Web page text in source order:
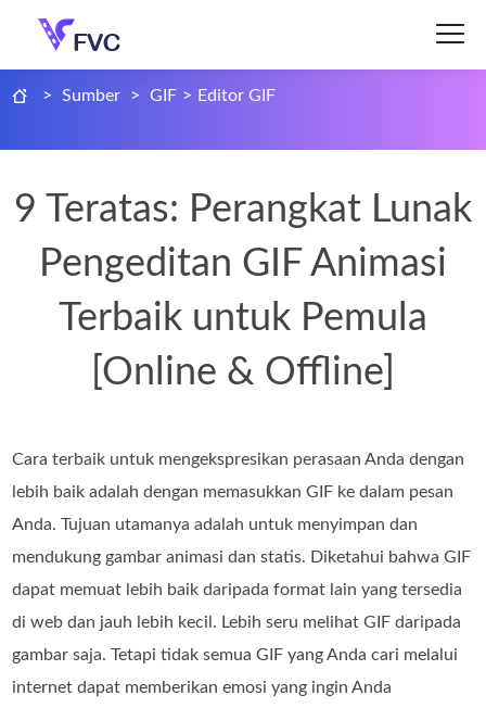
> Sumber > GIF > Editor GIF
9 Teratas: Perangkat Lunak
Pengeditan GIF Animasi
Terbaik untuk Pemula
[Online & Offline]
Cara terbaik untuk mengekspresikan perasaan Anda dengan
lebih baik adalah dengan memasukkan GIF ke dalam pesan
Anda. Tujuan utamanya adalah untuk menyimpan dan
mendukung gambar animasi dan statis. Diketahui bahwa GIF
dapat memuat lebih baik daripada format lain yang tersedia
di web dan jauh lebih kecil. Lebih seru melihat GIF daripada
gambar saja. Tetapi tidak semua GIF yang Anda cari melalui
internet dapat memberikan emosi yang ingin Anda